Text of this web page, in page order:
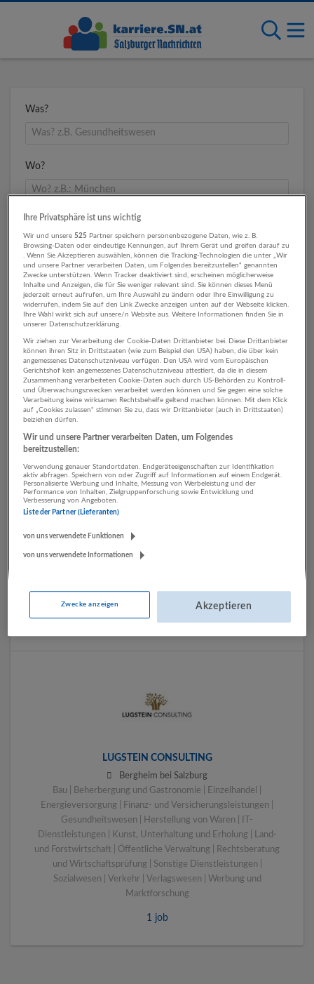
Was?
Wo?
Umkreis
2 Tourismus, Hotel,
Gastronomie Sonstige
Dienstleistungen
LUGSTEIN CONSULTING
Bergheim bei Salzburg
Bau | Beherbergung und Gastronomie | Einzelhandel |
Energieversorgung | Finanz- und Versicherungsleistungen |
Gesundheitswesen | Herstellung von Waren | IT-
Dienstleistungen | Kunst, Unterhaltung und Erholung | Land-
und Forstwirtschaft | Öffentliche Verwaltung | Rechtsberatung
und Wirtschaftsprüfung | Sonstige Dienstleistungen |
Sozialwesen | Verkehr | Verlagswesen | Werbung und
Marktforschung
1 job
Ihre Privatsphäre ist uns wichtig
Wir und unsere 525 Partner speichern personenbezogene Daten, wie z. B.
Browsing-Daten oder eindeutige Kennungen, auf Ihrem Gerät und greifen darauf zu
. Wenn Sie Akzeptieren auswählen, können die Tracking-Technologien die unter „Wir
und unsere Partner verarbeiten Daten, um Folgendes bereitzustellen“ genannten
Zwecke unterstützen. Wenn Tracker deaktiviert sind, erscheinen möglicherweise
Inhalte und Anzeigen, die für Sie weniger relevant sind. Sie können dieses Menü
jederzeit erneut aufrufen, um Ihre Auswahl zu ändern oder Ihre Einwilligung zu
widerrufen, indem Sie auf den Link Zwecke anzeigen unten auf der Webseite klicken.
Ihre Wahl wirkt sich auf unsere/n Website aus. Weitere Informationen finden Sie in
unserer Datenschutzerklärung.
Wir ziehen zur Verarbeitung der Cookie-Daten Drittanbieter bei. Diese Drittanbieter
können ihren Sitz in Drittstaaten (wie zum Beispiel den USA) haben, die über kein
angemessenes Datenschutzniveau verfügen. Den USA wird vom Europäischen
Gerichtshof kein angemessenes Datenschutzniveau attestiert, da die in diesem
Zusammenhang verarbeiteten Cookie-Daten auch durch US-Behörden zu Kontroll-
und Überwachungszwecken verarbeitet werden können und Sie gegen eine solche
Verarbeitung keine wirksamen Rechtsbehelfe geltend machen können. Mit dem Klick
auf „Cookies zulassen“ stimmen Sie zu, dass wir Drittanbieter (auch in Drittstaaten)
beiziehen dürfen.
Wir und unsere Partner verarbeiten Daten, um Folgendes
bereitzustellen:
Verwendung genauer Standortdaten. Endgeräteeigenschaften zur Identifikation
aktiv abfragen. Speichern von oder Zugriff auf Informationen auf einem Endgerät.
Personalisierte Werbung und Inhalte, Messung von Werbeleistung und der
Performance von Inhalten, Zielgruppenforschung sowie Entwicklung und
Verbesserung von Angeboten.
Liste der Partner (Lieferanten)
von uns verwendete Funktionen
von uns verwendete Informationen
Zwecke anzeigen Akzeptieren